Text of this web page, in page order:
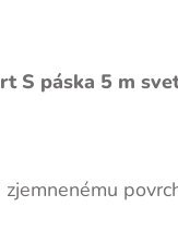
S páska 5 m